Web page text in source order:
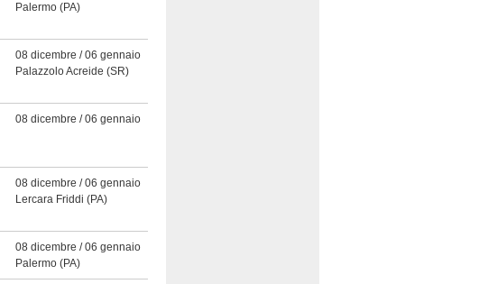
Palermo (PA)
08 dicembre / 06 gennaio
Palazzolo Acreide (SR)
08 dicembre / 06 gennaio
08 dicembre / 06 gennaio
Lercara Friddi (PA)
08 dicembre / 06 gennaio
Palermo (PA)